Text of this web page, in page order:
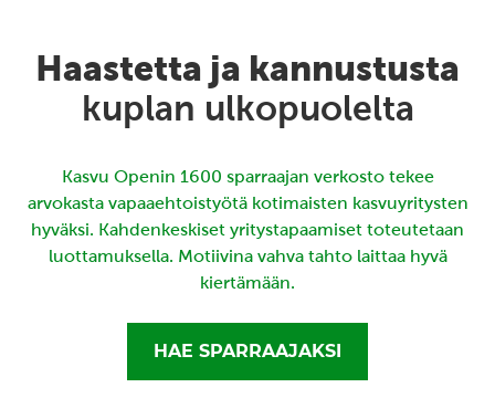
Haastetta ja kannustusta
kuplan ulkopuolelta
Kasvu Openin 1600 sparraajan verkosto tekee
arvokasta vapaaehtoistyötä kotimaisten kasvuyritysten
hyväksi. Kahdenkeskiset yritystapaamiset toteutetaan
luottamuksella. Motiivina vahva tahto laittaa hyvä
kiertämään.
HAE SPARRAAJAKSI